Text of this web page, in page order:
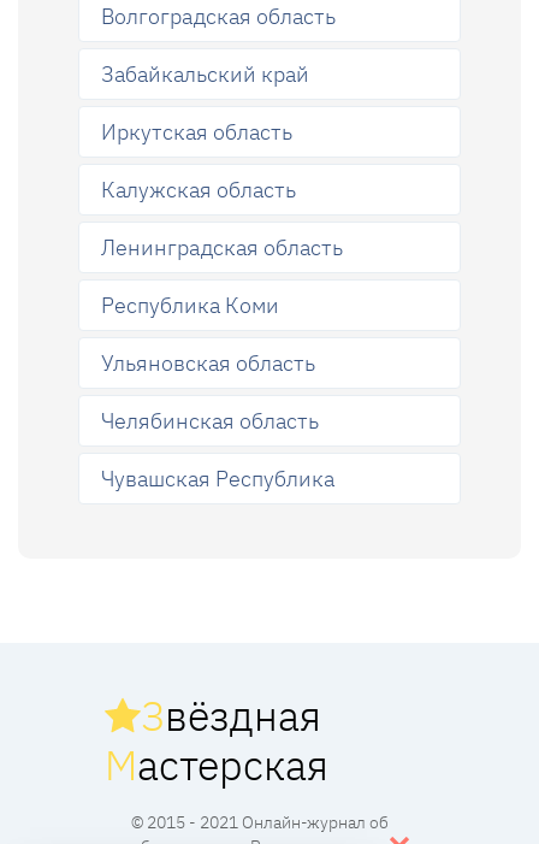
Волгоградская область
Забайкальский край
Иркутская область
Калужская область
Ленинградская область
Республика Коми
Ульяновская область
Челябинская область
Чувашская Республика
Звёздная
Мастерская
© 2015 - 2021 Онлайн-журнал об